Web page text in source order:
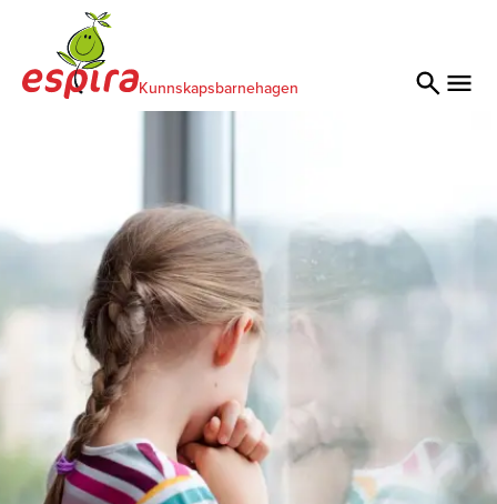
Kunnskapsbarnehagen